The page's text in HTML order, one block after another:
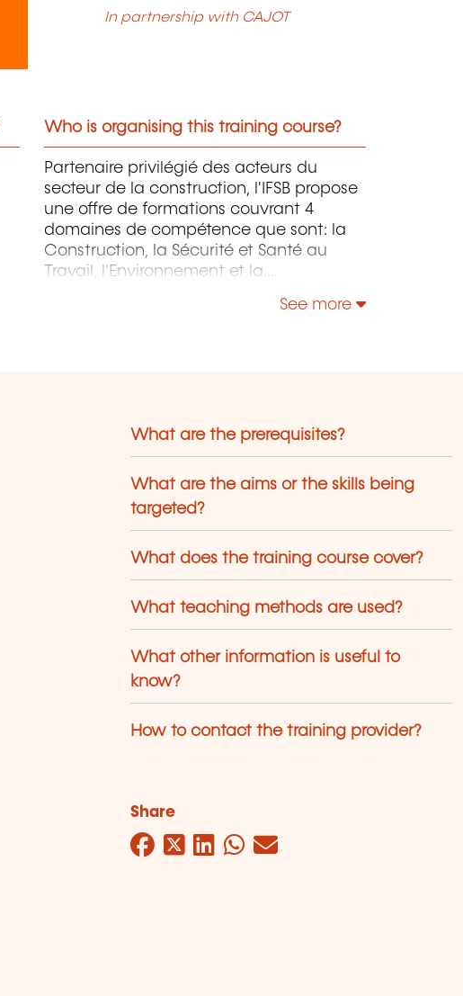
In partnership with CAJOT
Who is organising this training course?
Partenaire privilégié des acteurs du
secteur de la construction, l'IFSB propose
une offre de formations couvrant 4
domaines de compétence que sont: la
Construction, la Sécurité et Santé au
Travail, l'Environnement et la
See more
What are the prerequisites?
What are the aims or the skills being
targeted?
What does the training course cover?
What teaching methods are used?
What other information is useful to
know?
How to contact the training provider?
Share
Facebook
Twitter
LinkedIn
WhatsApp
Mail